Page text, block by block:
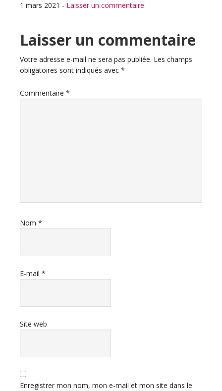
1 mars 2021 - Laisser un commentaire
Interactions
du
lecteur
Laisser un commentaire
Votre adresse e-mail ne sera pas publiée. Les champs
obligatoires sont indiqués avec *
Commentaire *
Nom *
E-mail *
Site web
Enregistrer mon nom, mon e-mail et mon site dans le